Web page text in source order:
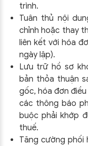
trình.
Tuân thủ nội
chỉnh hoặc thay
liên kết với hóa
ngày lập).
Lưu trữ hồ sơ
bản thỏa thuận
gốc, hóa đơn
các thông báo
buộc phải khớp
thuế.
Tăng cường phối